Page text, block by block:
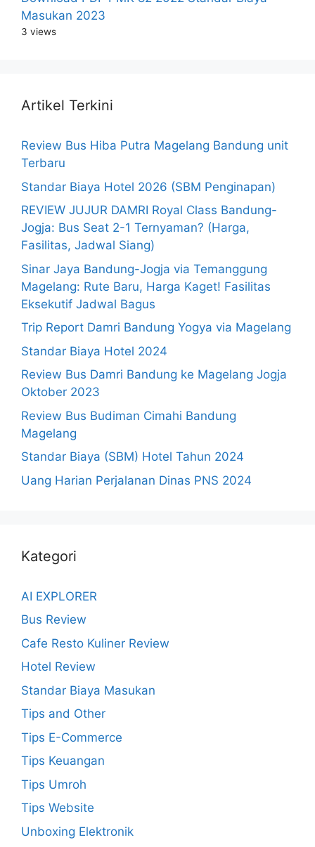
Masukan 2023
3 views
Artikel Terkini
Review Bus Hiba Putra Magelang Bandung unit
Terbaru
Standar Biaya Hotel 2026 (SBM Penginapan)
REVIEW JUJUR DAMRI Royal Class Bandung-
Jogja: Bus Seat 2-1 Ternyaman? (Harga,
Fasilitas, Jadwal Siang)
Sinar Jaya Bandung-Jogja via Temanggung
Magelang: Rute Baru, Harga Kaget! Fasilitas
Eksekutif Jadwal Bagus
Trip Report Damri Bandung Yogya via Magelang
Standar Biaya Hotel 2024
Review Bus Damri Bandung ke Magelang Jogja
Oktober 2023
Review Bus Budiman Cimahi Bandung
Magelang
Standar Biaya (SBM) Hotel Tahun 2024
Uang Harian Perjalanan Dinas PNS 2024
Kategori
AI EXPLORER
Bus Review
Cafe Resto Kuliner Review
Hotel Review
Standar Biaya Masukan
Tips and Other
Tips E-Commerce
Tips Keuangan
Tips Umroh
Tips Website
Unboxing Elektronik